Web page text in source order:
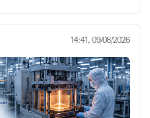
14:41, 09/08/2026